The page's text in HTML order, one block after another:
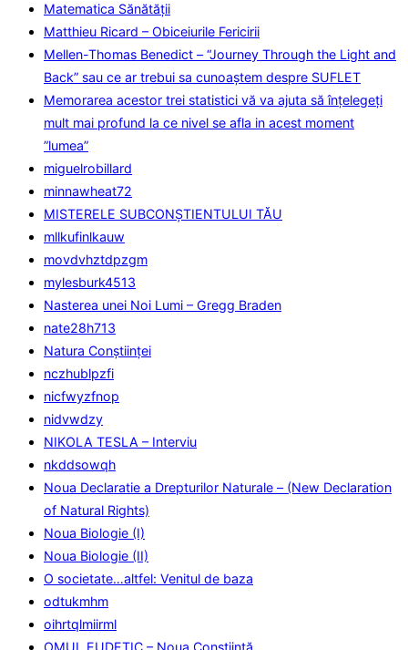
Matematica Sănătăţii
Matthieu Ricard – Obiceiurile Fericirii
Mellen-Thomas Benedict – “Journey Through the Light and
Back” sau ce ar trebui sa cunoaştem despre SUFLET
Memorarea acestor trei statistici vă va ajuta să înțelegeți
mult mai profund la ce nivel se afla in acest moment
”lumea”
miguelrobillard
minnawheat72
MISTERELE SUBCONȘTIENTULUI TĂU
mllkufinlkauw
movdvhztdpzgm
mylesburk4513
Nasterea unei Noi Lumi – Gregg Braden
nate28h713
Natura Conştiinţei
nczhublpzfi
nicfwyzfnop
nidvwdzy
NIKOLA TESLA – Interviu
nkddsowqh
Noua Declaratie a Drepturilor Naturale – (New Declaration
of Natural Rights)
Noua Biologie (I)
Noua Biologie (II)
O societate…altfel: Venitul de baza
odtukmhm
oihrtqlmiirml